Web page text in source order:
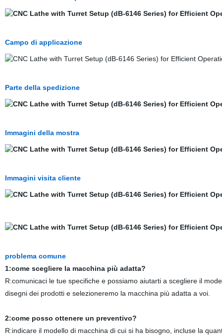
Campo di applicazione
Parte della spedizione
Immagini della mostra
Immagini visita cliente
problema comune
1:come scegliere la macchina più adatta?
R:comunicaci le tue specifiche e possiamo aiutarti a scegliere il
disegni dei prodotti e selezioneremo la macchina più adatta a voi.
2:come posso ottenere un preventivo?
R:indicare il modello di macchina di cui si ha bisogno, incluse la